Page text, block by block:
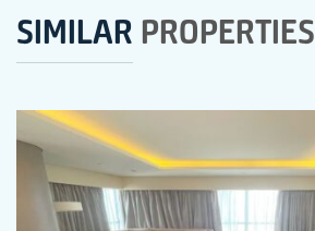
SIMILAR PROPERTIES